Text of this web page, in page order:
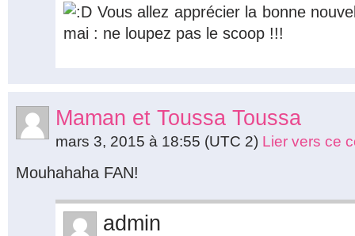
Vous allez apprécier la bonne
mai : ne loupez pas le scoop !!!
Maman et Toussa Toussa
mars 3, 2015 à 18:55 (UTC 2) Lier vers ce
Mouhahaha FAN!
admin